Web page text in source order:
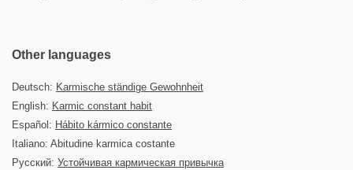
Other languages
Deutsch: Karmische ständige Gewohnheit
English: Karmic constant habit
Español: Hábito kármico constante
Italiano: Abitudine karmica costante
Русский: Устойчивая кармическая привычка